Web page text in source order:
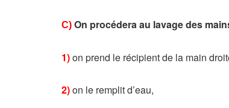
C) On procédera au lavage des
1)on prend le récipient de la main
2)on le remplit d’eau,